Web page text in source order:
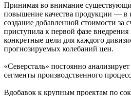
Принимая во внимание
повышение качества продукции — в
создание добавленной стоимости за
приступила к первой фазе
конкретные цели для каждого
прогнозируемых колебаний цен.
«Северсталь» постоянно
сегменты производственного
Вдобавок к крупным проектам по